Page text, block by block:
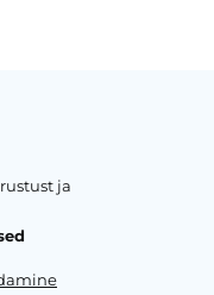
ja